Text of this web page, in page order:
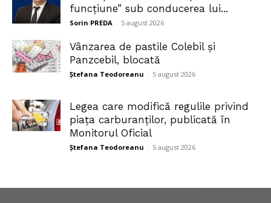
funcțiune” sub conducerea lui...
Sorin PREDA - 5 august 2026
Vânzarea de pastile Colebil și
Panzcebil, blocată
Ștefana Teodoreanu - 5 august 2026
Legea care modifică regulile privind
piața carburanților, publicată în
Monitorul Oficial
Ștefana Teodoreanu - 5 august 2026